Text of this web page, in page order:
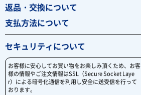
返品・交換について
支払方法について
セキュリティについて
お客様に安心してお買い物をお楽しみ頂くため、お客
様の情報やご注文情報はSSL（Secure Socket Laye
r）による暗号化通信を利用し安全に送受信を行って
おります。